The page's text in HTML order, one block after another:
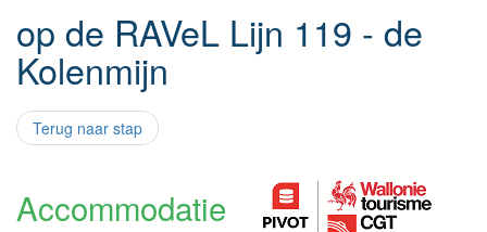
op de RAVeL Lijn 119 - de
Kolenmijn
Terug naar stap
Accommodatie